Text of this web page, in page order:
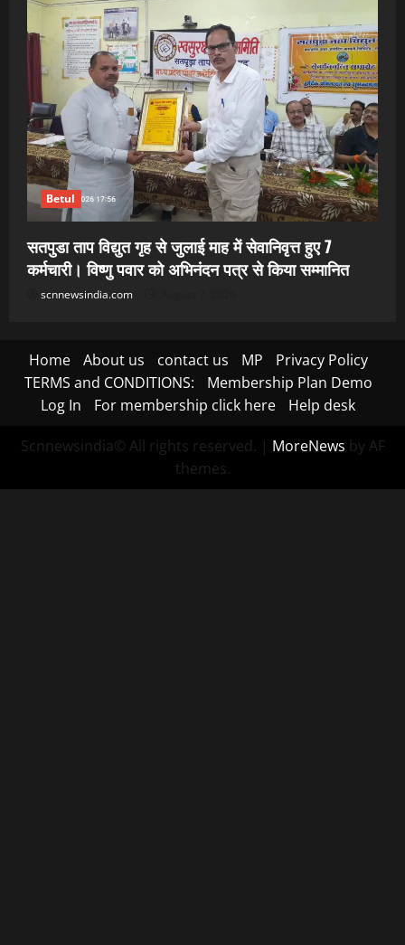
Betul
सतपुडा ताप विद्युत गृह से जुलाई माह में सेवानिवृत्त हुए 7
कर्मचारी। विष्णु पवार को अभिनंदन पत्र से किया सम्मानित
scnnewsindia.com
Home About us contact us MP
Privacy Policy
TERMS and CONDITIONS:
Membership Plan Demo
Log In
For membership click here Help desk
Scnnewsindia© All rights reserved. | MoreNews by AF
themes.